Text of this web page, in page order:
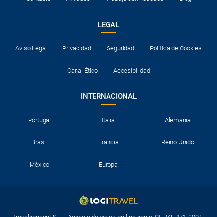
LEGAL
Aviso Legal Privacidad Seguridad Política de Cookies
Canal Ético Accesibilidad
INTERNACIONAL
Portugal Italia Alemania
Brasil Francia Reino Unido
México Europa